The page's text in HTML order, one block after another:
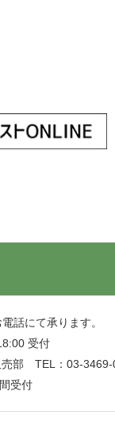
話にて承ります。
受付
部 TEL：03-3469-
受付